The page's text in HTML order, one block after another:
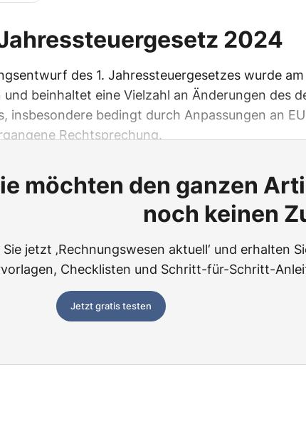
2024
des 1. Jahressteuergesetzes wurde
und beinhaltet eine Vielzahl an Änderungen des
insbesondere bedingt durch Anpassungen an
Rechtsprechung.
möchten den ganzen
noch keinen
jetzt ‚Rechnungswesen aktuell‘ und erhalten
Checklisten und Schritt-für-Schritt-
Jetzt gratis testen